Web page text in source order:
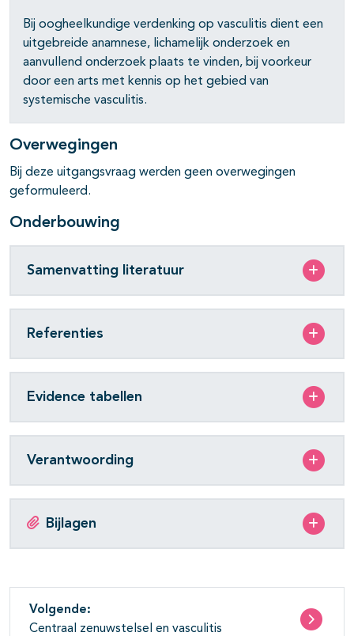
Bij oogheelkundige verdenking op vasculitis dient een
uitgebreide anamnese, lichamelijk onderzoek en
aanvullend onderzoek plaats te vinden, bij voorkeur
door een arts met kennis op het gebied van
systemische vasculitis.
Overwegingen
Bij deze uitgangsvraag werden geen overwegingen
geformuleerd.
Onderbouwing
Samenvatting literatuur
Referenties
Evidence tabellen
Verantwoording
Bijlagen
Volgende:
Centraal zenuwstelsel en vasculitis